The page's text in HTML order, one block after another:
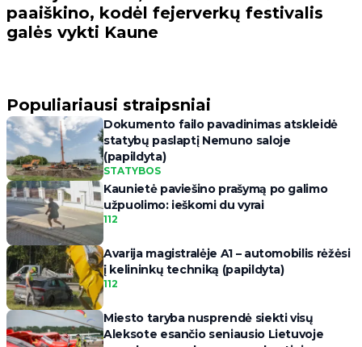
paaiškino, kodėl fejerverkų festivalis
galės vykti Kaune
Populiariausi straipsniai
Dokumento failo pavadinimas atskleidė
statybų paslaptį Nemuno saloje
(papildyta)
STATYBOS
Kaunietė paviešino prašymą po galimo
užpuolimo: ieškomi du vyrai
112
Avarija magistralėje A1 – automobilis rėžėsi
į kelininkų techniką (papildyta)
112
Miesto taryba nusprendė siekti visų
Aleksote esančio seniausio Lietuvoje